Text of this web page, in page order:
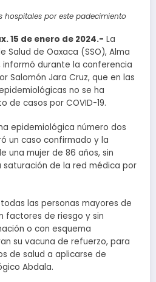
hospitales por este padecimiento
15 de enero de 2024.- La
Salud de Oaxaca (SSO), Alma
informó durante la conferencia
Salomón Jara Cruz, que en las
no se ha
de casos por COVID-19.
epidemiológica número dos
un caso confirmado y la
una mujer de 86 años, sin
de la red médica por
las personas mayores de
factores de riesgo y sin
o con esquema
su vacuna de refuerzo, para
de salud a aplicarse de
Abdala.